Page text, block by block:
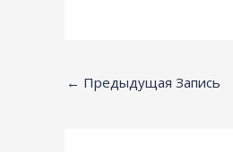
← Предыдущая Запись